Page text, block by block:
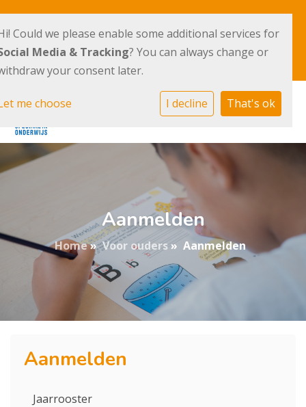
IJsbaanpad 7
1076 CV Amsterdam
E-mailadres
Aanmelden
Home» Voor ouders» Aanmelden
Aanmelden
Jaarrooster
Could we please enable some additional services for
Media & Tracking? You can always change or
your consent later.
me choose I decline That's ok